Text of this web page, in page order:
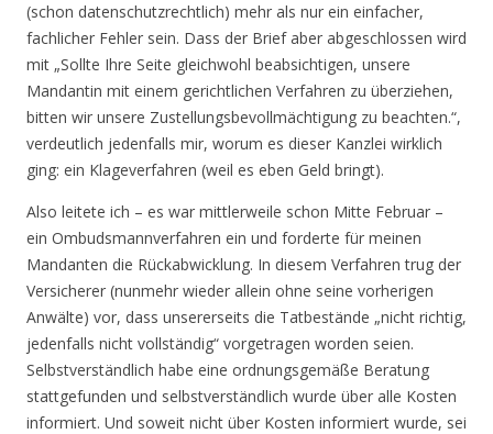
(schon datenschutzrechtlich) mehr als nur ein einfacher,
fachlicher Fehler sein. Dass der Brief aber abgeschlossen wird
mit „Sollte Ihre Seite gleichwohl beabsichtigen, unsere
Mandantin mit einem gerichtlichen Verfahren zu überziehen,
bitten wir unsere Zustellungsbevollmächtigung zu beachten.“,
verdeutlich jedenfalls mir, worum es dieser Kanzlei wirklich
ging: ein Klageverfahren (weil es eben Geld bringt).
Also leitete ich – es war mittlerweile schon Mitte Februar –
ein Ombudsmannverfahren ein und forderte für meinen
Mandanten die Rückabwicklung. In diesem Verfahren trug der
Versicherer (nunmehr wieder allein ohne seine vorherigen
Anwälte) vor, dass unsererseits die Tatbestände „nicht richtig,
jedenfalls nicht vollständig“ vorgetragen worden seien.
Selbstverständlich habe eine ordnungsgemäße Beratung
stattgefunden und selbstverständlich wurde über alle Kosten
informiert. Und soweit nicht über Kosten informiert wurde, sei